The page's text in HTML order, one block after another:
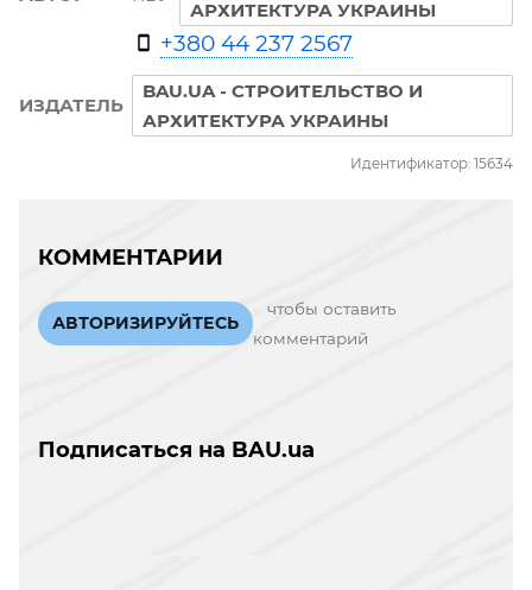
АРХИТЕКТУРА УКРАИНЫ
+380 44 237 2567
ИЗДАТЕЛЬ
BAU.UA - СТРОИТЕЛЬСТВО И
АРХИТЕКТУРА УКРАИНЫ
Идентификатор: 15634
КОММЕНТАРИИ
АВТОРИЗИРУЙТЕСЬ
чтобы оставить
комментарий
Подписаться на BAU.ua